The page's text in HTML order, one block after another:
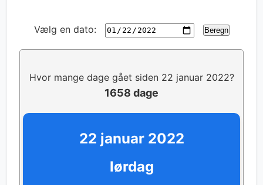
Vælg en dato: Beregn
Hvor mange dage gået siden 22 januar 2022?
1658 dage
22 januar 2022
lørdag